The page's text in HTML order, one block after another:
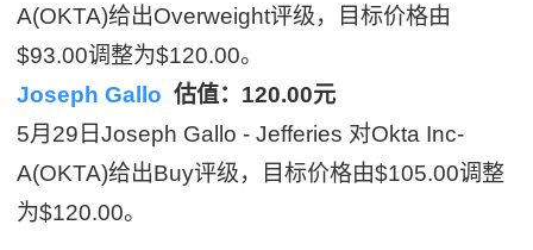
A(OKTA)给出Overweight评级，目标价格由
$93.00调整为$120.00。
Joseph Gallo 估值：120.00元
5月29日Joseph Gallo - Jefferies 对Okta Inc-
A(OKTA)给出Buy评级，目标价格由$105.00调整
为$120.00。